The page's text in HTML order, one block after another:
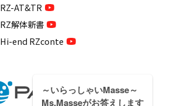
RZ-AT&TR
RZ解体新書
Hi-end RZconte
～いらっしゃいMasse～
Ms.Masseがお答えします